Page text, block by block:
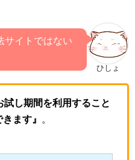
ひしょ
サイトではない
試し期間を利用すること
ます』